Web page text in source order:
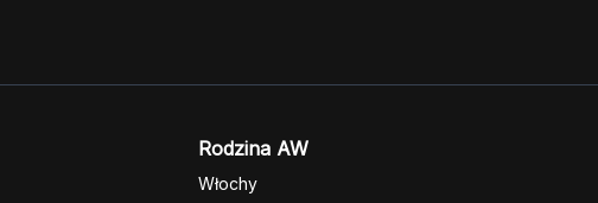
Rodzina AW
Włochy